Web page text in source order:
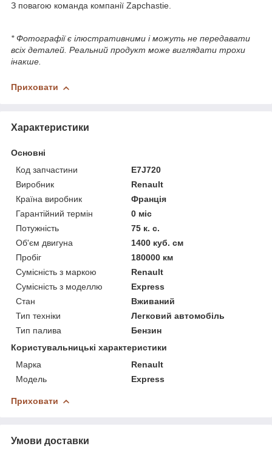
З повагою команда компанії Zapchastie.
* Фотографії є ілюстративними і можуть не передавати
всіх деталей. Реальний продукт може виглядати трохи
інакше.
Приховати
Характеристики
Основні
Код запчастини
E7J720
Виробник
Renault
Країна виробник
Франція
Гарантійний термін
0 міс
Потужність
75 к. с.
Об'єм двигуна
1400 куб. см
Пробіг
180000 км
Сумісність з маркою
Renault
Сумісність з моделлю
Express
Стан
Вживаний
Тип техніки
Легковий автомобіль
Тип палива
Бензин
Користувальницькі характеристики
Марка
Renault
Модель
Express
Приховати
Умови доставки